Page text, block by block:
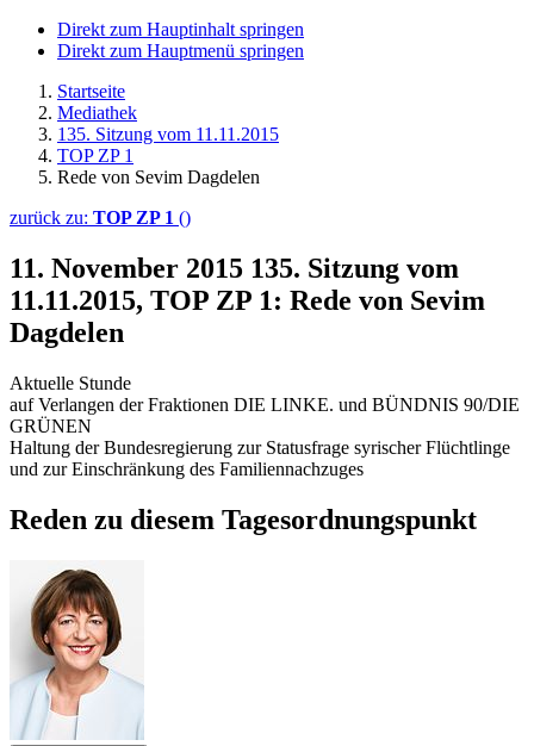
Direkt zum Hauptinhalt springen
Direkt zum Hauptmenü springen
Startseite
Mediathek
135. Sitzung vom 11.11.2015
TOP ZP 1
Rede von Sevim Dagdelen
zurück zu: TOP ZP 1 ()
11. November 2015 135. Sitzung vom
11.11.2015, TOP ZP 1: Rede von Sevim
Dagdelen
Aktuelle Stunde
auf Verlangen der Fraktionen DIE LINKE. und BÜNDNIS 90/DIE
GRÜNEN
Haltung der Bundesregierung zur Statusfrage syrischer Flüchtlinge
und zur Einschränkung des Familiennachzuges
Reden zu diesem Tagesordnungspunkt